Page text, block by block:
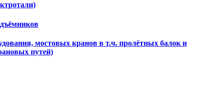
мостовых кранов в т.ч. пролётных балок и
путей)